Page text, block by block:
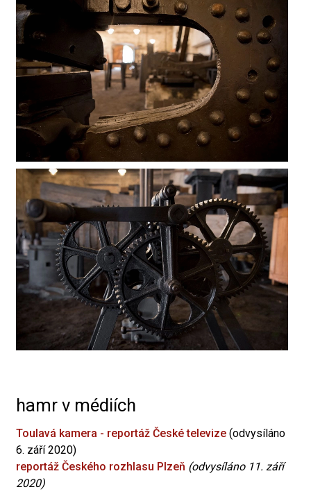
hamr v médiích
Toulavá kamera - reportáž České televize (odvysíláno
6. září 2020)
reportáž Českého rozhlasu Plzeň (odvysíláno 11. září
2020)